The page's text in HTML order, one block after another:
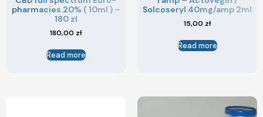
pharmacies 20% ( 10ml ) –
180 zl
180,00 zł
Read more
Solcoseryl 40mg/amp 2ml
15,00 zł
Read more